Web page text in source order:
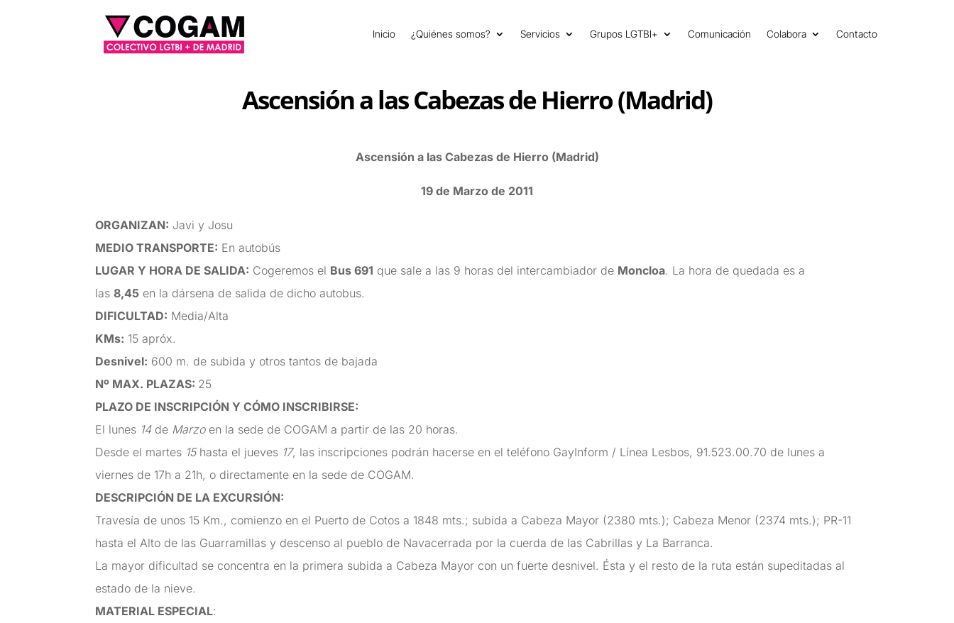
Inicio ¿Quiénes somos? Servicios Grupos LGTBI+ Comunicación Colabora Contacto
Ascensión a las Cabezas de Hierro (Madrid)
Ascensión a las Cabezas de Hierro (Madrid)
19 de Marzo de 2011
ORGANIZAN: Javi y Josu
MEDIO TRANSPORTE: En autobús
LUGAR Y HORA DE SALIDA: Cogeremos el Bus 691 que sale a las 9 horas del intercambiador de Moncloa. La hora de quedada es a
las8,45 en la dársena de salida de dicho autobus.
DIFICULTAD: Media/Alta
KMs: 15 apróx.
Desnivel: 600 m. de subida y otros tantos de bajada
Nº MAX. PLAZAS: 25
PLAZO DE INSCRIPCIÓN Y CÓMO INSCRIBIRSE:
El lunes 14de Marzoen la sede de COGAM a partir de las 20 horas.
Desde el martes 15hasta el jueves 17, las inscripciones podrán hacerse en el teléfono GayInform / Línea Lesbos, 91.523.00.70 de lunes a
viernes de 17h a 21h, o directamente en la sede de COGAM.
DESCRIPCIÓN DE LA EXCURSIÓN:
Travesía de unos 15 Km., comienzo en el Puerto de Cotos a 1848 mts.; subida a Cabeza Mayor (2380 mts.); Cabeza Menor (2374 mts.); PR-11
hasta el Alto de las Guarramillas y descenso al pueblo de Navacerrada por la cuerda de las Cabrillas y La Barranca.
La mayor dificultad se concentra en la primera subida a Cabeza Mayor con un fuerte desnivel. Ésta y el resto de la ruta están supeditadas al
estado de la nieve.
MATERIAL ESPECIAL: